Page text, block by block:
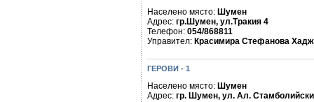
Населено място: Шумен
Адрес: гр.Шумен, ул.Тракия 4
Телефон: 054/868811
Управител: Красимира Стефанова
ГЕРОВИ - 1
Населено място: Шумен
Адрес: гр. Шумен, ул. Ал.